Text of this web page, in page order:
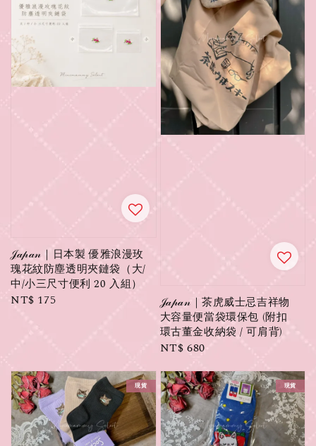
𝒥𝒶𝓅𝒶𝓃｜日本製 優雅浪漫玫
瑰花紋防塵透明夾鏈袋（大/
中/小三尺寸便利 20 入組）
Regular
NT$ 175
𝒥𝒶𝓅𝒶𝓃｜茶虎威士忌吉祥物
大容量便當袋環保包 (附扣
環古董金收納袋 / 可肩背)
Regular
NT$ 680
現貨 現貨